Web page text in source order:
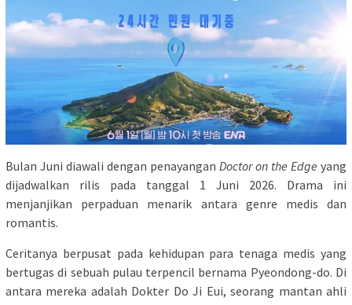
Bulan Juni diawali dengan penayangan Doctor on the Edge yang
dijadwalkan rilis pada tanggal 1 Juni 2026. Drama ini
menjanjikan perpaduan menarik antara genre medis dan
romantis.
Ceritanya berpusat pada kehidupan para tenaga medis yang
bertugas di sebuah pulau terpencil bernama Pyeondong-do. Di
antara mereka adalah Dokter Do Ji Eui, seorang mantan ahli